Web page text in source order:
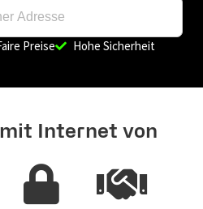
Preise Hohe Sicherheit
Internet von